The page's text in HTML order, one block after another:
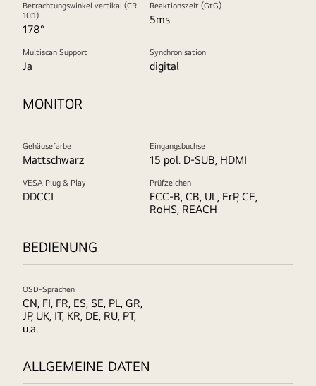
Betrachtungswinkel vertikal (CR
10:1)
178°
Reaktionszeit (GtG)
5ms
Multiscan Support
Ja
Synchronisation
digital
MONITOR
Gehäusefarbe
Mattschwarz
Eingangsbuchse
15 pol. D-SUB, HDMI
VESA Plug & Play
DDCCI
Prüfzeichen
FCC-B, CB, UL, ErP, CE,
RoHS, REACH
BEDIENUNG
OSD-Sprachen
CN, FI, FR, ES, SE, PL, GR,
JP, UK, IT, KR, DE, RU, PT,
u.a.
ALLGEMEINE DATEN